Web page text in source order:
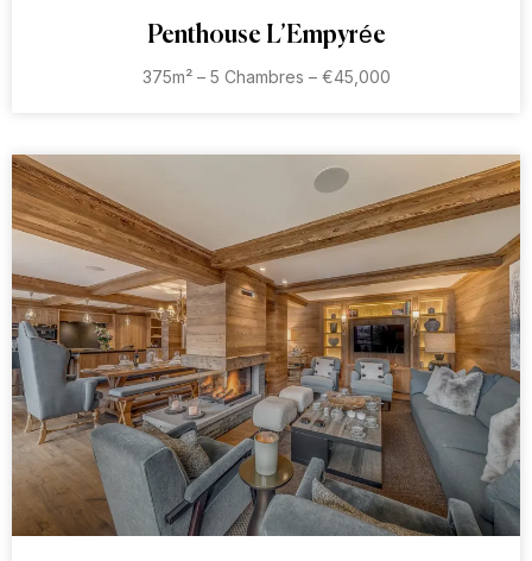
Penthouse L’Empyrée
375m² – 5 Chambres – €45,000